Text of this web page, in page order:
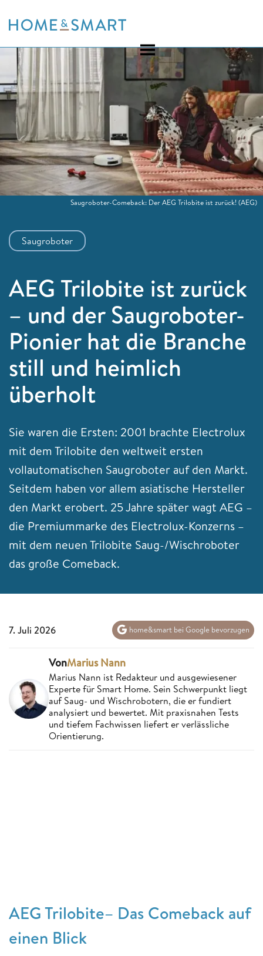
to
Saugroboter
AEG Trilobite ist zurück
– und der Saugroboter-
Pionier hat die Branche
still und heimlich
überholt
Sie waren die Ersten: 2001 brachte Electrolux
mit dem Trilobite den weltweit ersten
vollautomatischen Saugroboter auf den Markt.
Seitdem haben vor allem asiatische Hersteller
den Markt erobert. 25 Jahre später wagt AEG –
die Premiummarke des Electrolux-Konzerns –
mit dem neuen Trilobite Saug-/Wischroboter
das große Comeback.
Saugroboter-Comeback: Der AEG Trilobite ist zurück!(AEG)
7. Juli 2026 home&smart bei Google bevorzugen
VonMarius Nann
Marius Nann ist Redakteur und ausgewiesener
Experte für Smart Home. Sein Schwerpunkt liegt
auf Saug- und Wischrobotern, die er fundiert
analysiert und bewertet. Mit praxisnahen Tests
und tiefem Fachwissen liefert er verlässliche
Orientierung.
AEG Trilobite– Das Comeback auf
einen Blick